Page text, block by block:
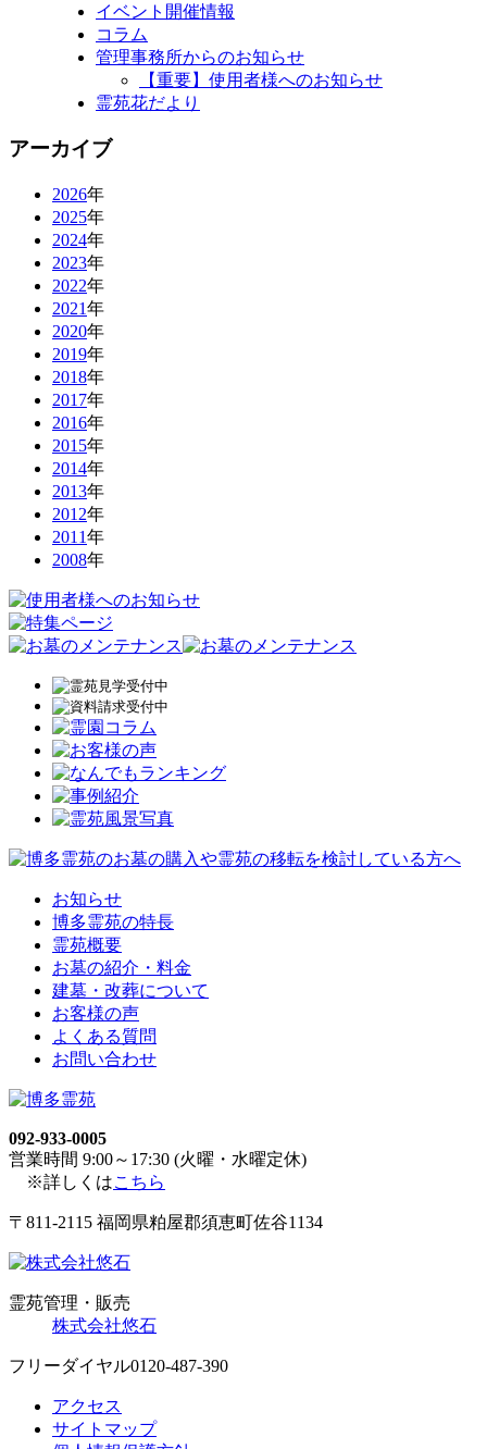
イベント開催情報
コラム
管理事務所からのお知らせ
【重要】使用者様へのお知らせ
霊苑花だより
アーカイブ
2026年
2025年
2024年
2023年
2022年
2021年
2020年
2019年
2018年
2017年
2016年
2015年
2014年
2013年
2012年
2011年
2008年
お知らせ
博多霊苑の特長
霊苑概要
お墓の紹介・料金
建墓・改葬について
お客様の声
よくある質問
お問い合わせ
092-933-0005
営業時間 9:00～17:30 (火曜・水曜定休)
※詳しくはこちら
〒811-2115 福岡県粕屋郡須恵町佐谷1134
霊苑管理・販売
株式会社悠石
フリーダイヤル0120-487-390
アクセス
サイトマップ